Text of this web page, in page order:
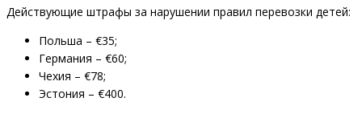
Действующие штрафы за нарушении правил перевозки детей:
Польша – €35;
Германия – €60;
Чехия – €78;
Эстония – €400.